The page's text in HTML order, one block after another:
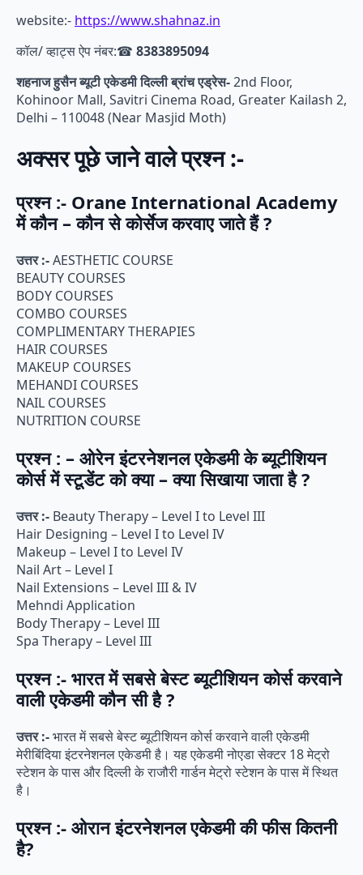
website:- https://www.shahnaz.in
कॉल/ व्हाट्स ऐप नंबर:☎ 8383895094
शहनाज हुसैन ब्यूटी एकेडमी दिल्ली ब्रांच एड्रेस-2nd Floor,
Kohinoor Mall, Savitri Cinema Road, Greater Kailash 2,
Delhi – 110048 (Near Masjid Moth)
अक्सर पूछे जाने वाले प्रश्न :-
प्रश्न :- Orane International Academy
में कौन – कौन से कोर्सेज करवाए जाते हैं ?
उत्तर :-AESTHETIC COURSE
BEAUTY COURSES
BODY COURSES
COMBO COURSES
COMPLIMENTARY THERAPIES
HAIR COURSES
MAKEUP COURSES
MEHANDI COURSES
NAIL COURSES
NUTRITION COURSE
प्रश्न : – ओरेन इंटरनेशनल एकेडमी के ब्यूटीशियन
कोर्स में स्टूडेंट को क्या – क्या सिखाया जाता है ?
उत्तर :- Beauty Therapy – Level I to Level III
Hair Designing – Level I to Level IV
Makeup – Level I to Level IV
Nail Art – Level I
Nail Extensions – Level III & IV
Mehndi Application
Body Therapy – Level III
Spa Therapy – Level III
प्रश्न :- भारत में सबसे बेस्ट ब्यूटीशियन कोर्स करवाने
वाली एकेडमी कौन सी है ?
उत्तर :-भारत में सबसे बेस्ट ब्यूटीशियन कोर्स करवाने वाली एकेडमी
मेरीबिंदिया इंटरनेशनल एकेडमी है। यह एकेडमी नोएडा सेक्टर 18 मेट्रो
स्टेशन के पास और दिल्ली के राजौरी गार्डन मेट्रो स्टेशन के पास में स्थित
है।
प्रश्न :- ओरान इंटरनेशनल एकेडमी की फीस कितनी
है?